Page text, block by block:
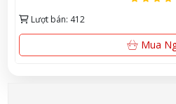
Lượt bán: 441
Xem